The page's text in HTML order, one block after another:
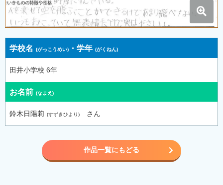
学校名 ・学年
田井小学校 6年
お名前
鈴木日陽莉 さん
作品一覧にもどる